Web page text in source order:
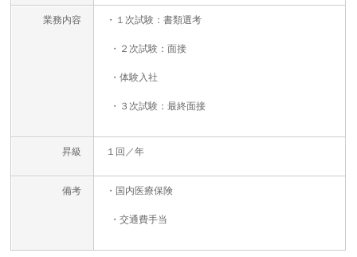
業務内容 ・１次試験：書類選考
・２次試験：面接
・体験入社
・３次試験：最終面接
昇級 １回／年
備考 ・国内医療保険
・交通費手当